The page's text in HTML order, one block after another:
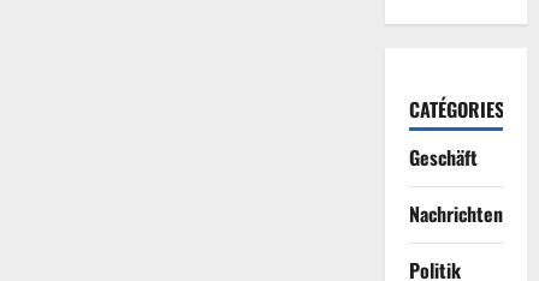
CATÉGORIES
Geschäft
Nachrichten
Politik